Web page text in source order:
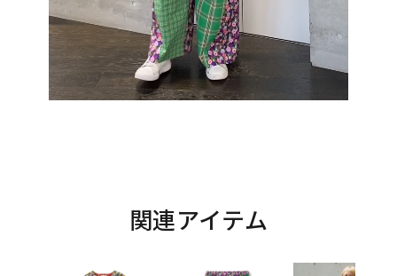
関連アイテム